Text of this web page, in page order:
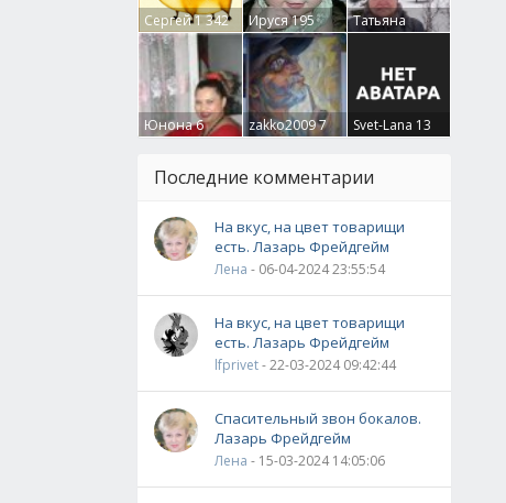
Сергей1 342 Ируся195
Татьяна
Крючкова0
Юнона6 zakko20097 Svet-Lana 13
Последние комментарии
На вкус, на цвет товарищи
есть. Лазарь Фрейдгейм
Лена - 06-04-2024 23:55:54
На вкус, на цвет товарищи
есть. Лазарь Фрейдгейм
lfprivet- 22-03-2024 09:42:44
Спасительный звон бокалов.
Лазарь Фрейдгейм
Лена - 15-03-2024 14:05:06